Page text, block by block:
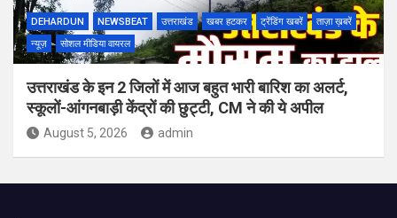
DEHARDUN NEWSBEAT उत्तराखंड खबर हटकर ट्रेंडिंग खबरें
ताज़ा ख़बरें
न्यूज़
सोशल मीडिया वायरल
उत्तराखंड के इन 2 जिलों में आज बहुत भारी बारिश का अलर्ट,
स्कूलों-आंगनबाड़ी केंद्रों की छुट्टी, CM ने की ये अपील
August 5, 2026 admin